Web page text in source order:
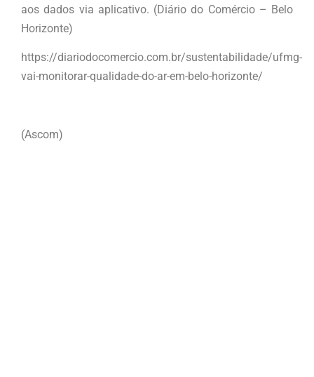
aos dados via aplicativo. (Diário do Comércio – Belo
Horizonte)
https://diariodocomercio.com.br/sustentabilidade/ufmg-
vai-monitorar-qualidade-do-ar-em-belo-horizonte/
(Ascom)